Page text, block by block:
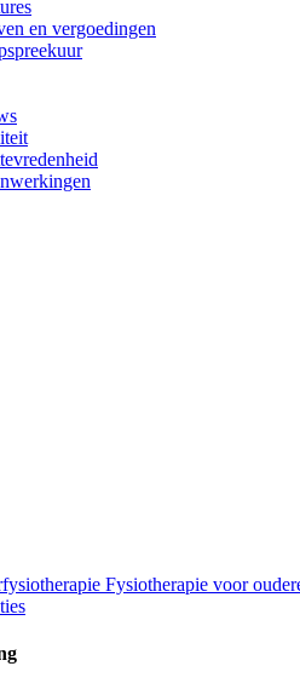
en vergoedingen
Fysiotherapie voor